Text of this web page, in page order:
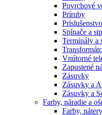
Povrchové
Príruby
Spínače a
Terminály a
Vnútorné
Zapustené
Zásuvky
Zásuvky a
Zásuvky a
Farby, náradie a
Farby,